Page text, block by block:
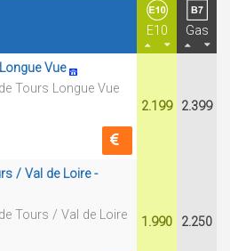
E10 Gas
Vue
Tours Longue Vue
2.199 2.399
/ Val de Loire -
Tours / Val de Loire
1.990 2.250